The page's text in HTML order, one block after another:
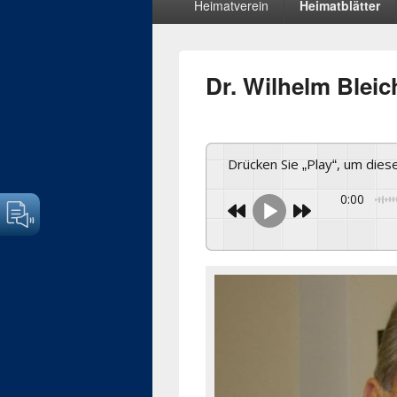
Heimatverein Heimatblätter
Dr. Wilhelm
Drücken Sie „Play“, um
0:00